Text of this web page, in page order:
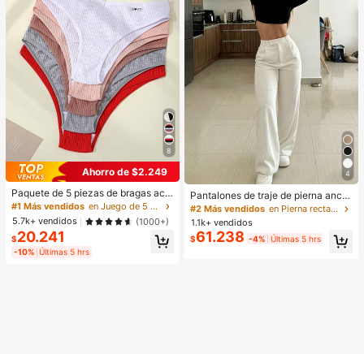
8
Ahorro de $2.249
Paquete de 5 piezas de bragas aca
naladas para mujer, de alta elasticid
ad, unicolor con diseño de letras, ci
ntura baja, para uso diario
#1 Más vendidos
en Juego de 5 piezas Calzoncillos de mujer
5.7k+ vendidos
(1000+)
$20.241
-10% Últimas 5 hrs
4
Pantalones de traje de pierna anch
a y cintura alta para mujer, pantalon
es largos elegantes con pliegues dr
apeados, ropa de oficina blanca de
largo hasta el suelo que estiliza, est
ilo callejero minimalista con textura
#2 Más vendidos
en Pierna recta Pantalones De Mujer
1.1k+ vendidos
$61.238 -4% Últimas 5 hrs